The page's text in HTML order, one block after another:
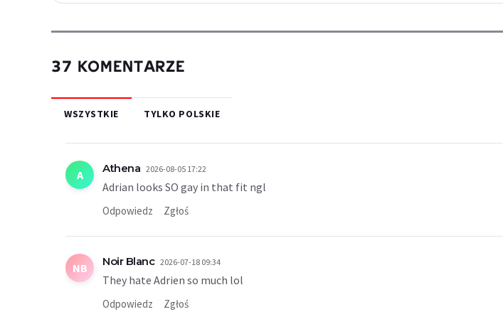
37 KOMENTARZE
WSZYSTKIE TYLKO POLSKIE
A Athena 2026-08-05 17:22
Adrian looks SO gay in that fit ngl
Odpowiedz Zgłoś
NB Noir Blanc 2026-07-18 09:34
They hate Adrien so much lol
Odpowiedz Zgłoś